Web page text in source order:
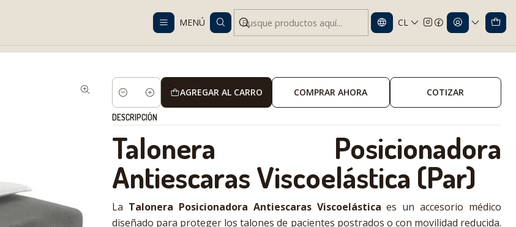
MENÚ CL
Despacho gratis en RM desde $100.000. Revisa las condiciones.
Talonera Antiescaras Viscoelástica – Par | Prevención LPP
Cantidad
AGREGAR AL CARRO COMPRAR AHORA COTIZAR
DESCRIPCIÓN
Talonera Posicionadora
Antiescaras Viscoelástica (Par)
La Talonera Posicionadora Antiescaras Viscoelástica es un accesorio médico
diseñado para proteger los talones de pacientes postrados o con movilidad reducida.